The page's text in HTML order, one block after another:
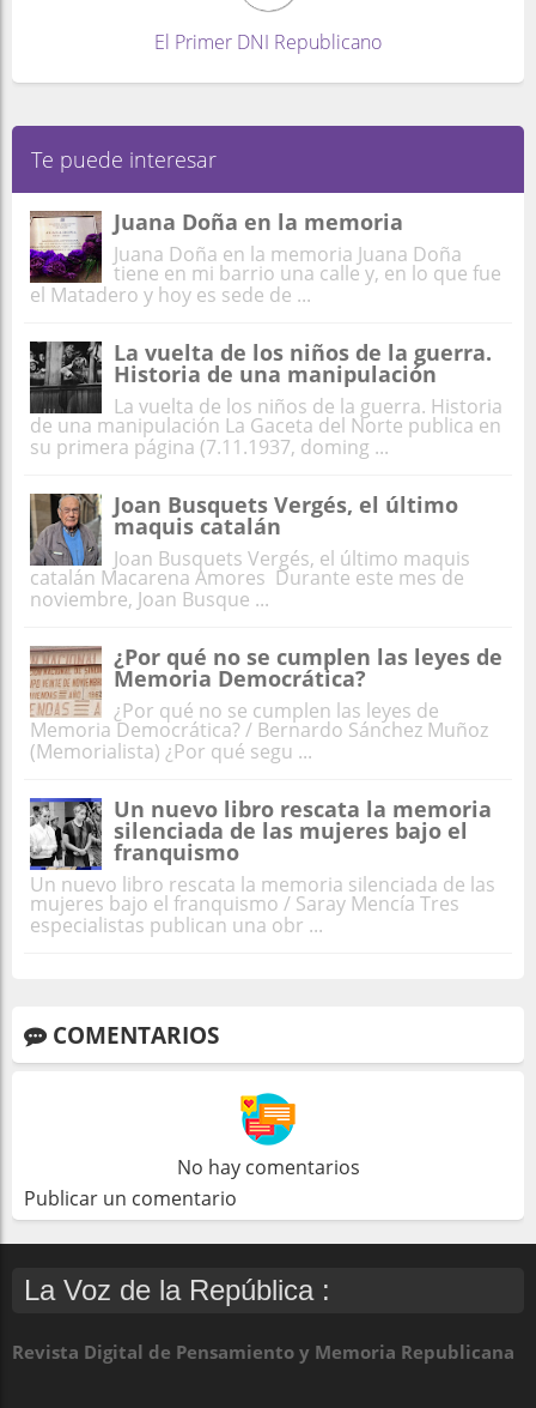
El Primer DNI Republicano
Te puede interesar
Juana Doña en la memoria
Juana Doña en la memoria Juana Doña
tiene en mi barrio una calle y, en lo que fue
el Matadero y hoy es sede de ...
La vuelta de los niños de la guerra.
Historia de una manipulación
La vuelta de los niños de la guerra. Historia
de una manipulación La Gaceta del Norte publica en
su primera página (7.11.1937, doming ...
Joan Busquets Vergés, el último
maquis catalán
Joan Busquets Vergés, el último maquis
catalán Macarena Amores Durante este mes de
noviembre, Joan Busque ...
¿Por qué no se cumplen las leyes de
Memoria Democrática?
¿Por qué no se cumplen las leyes de
Memoria Democrática? / Bernardo Sánchez Muñoz
(Memorialista) ¿Por qué segu ...
Un nuevo libro rescata la memoria
silenciada de las mujeres bajo el
franquismo
Un nuevo libro rescata la memoria silenciada de las
mujeres bajo el franquismo / Saray Mencía Tres
especialistas publican una obr ...
COMENTARIOS
No hay comentarios
Publicar un comentario
La Voz de la República :
Revista Digital de Pensamiento y Memoria Republicana